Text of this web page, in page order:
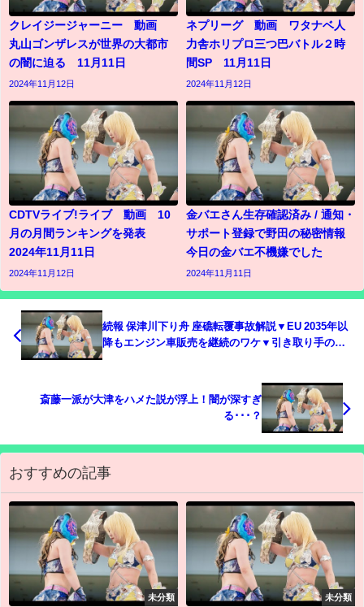
クレイジージャーニー 動画
丸山ゴンザレスが世界の大都市
の闇に迫る 11月11日
2024年11月12日
ネプリーグ 動画 ワタナベ人
力舎ホリプロ三つ巴バトル２時
間SP 11月11日
2024年11月12日
CDTVライブ!ライブ 動画 10
月の月間ランキングを発表
2024年11月11日
2024年11月12日
金バエさん生存確認済み / 通知・
サポート登録で野田の秘密情報
今日の金バエ不機嫌でした
2024年11月11日
続報 保津川下り舟 座礁転覆事故解説▼EU 2035年以
降もエンジン車販売を継続のワケ▼引き取り手のな
斎藤一派が大津をハメた説が浮上！闇が深すぎ
る･･･？
おすすめの記事
未分類 未分類